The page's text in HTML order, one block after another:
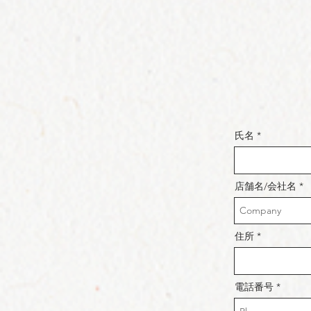
氏名
店舗名/会社名
住所
電話番号